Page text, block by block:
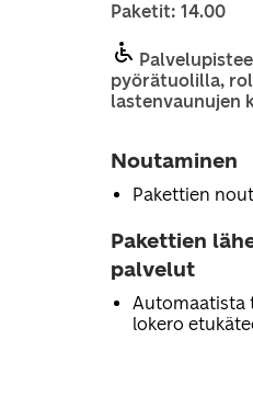
Paketit: 14.00
pyörätuolilla,
lastenvaunujen
Noutaminen
Pakettien
Pakettien
palvelut
Automaatista
lokero